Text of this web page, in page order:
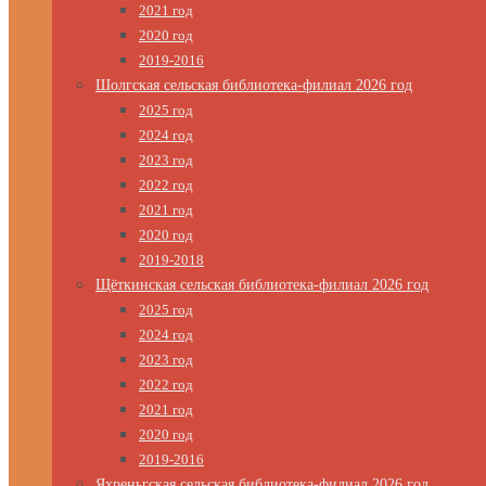
2021 год
2020 год
2019-2016
Шолгская сельская библиотека-филиал 2026 год
2025 год
2024 год
2023 год
2022 год
2021 год
2020 год
2019-2018
Щёткинская сельская библиотека-филиал 2026 год
2025 год
2024 год
2023 год
2022 год
2021 год
2020 год
2019-2016